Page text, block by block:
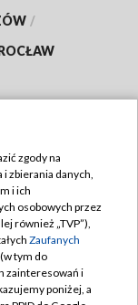
/
zgody na
zbierania danych,
i ich
osobowych przez
również „TVP”),
Zaufanych
tym do
zainteresowań i
poniżej, a